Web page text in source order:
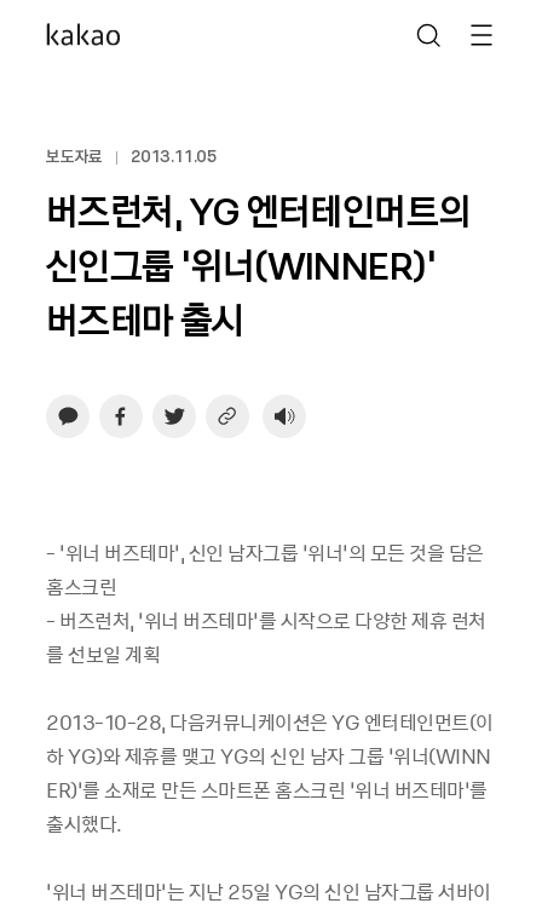
보도자료 2013.11.05
버즈런처, YG 엔터테인머트의
신인그룹 ‘위너(WINNER)’
버즈테마 출시
- ‘위너 버즈테마’, 신인 남자그룹 ‘위너’의 모든 것을 담은
홈스크린
- 버즈런처, ‘위너 버즈테마’를 시작으로 다양한 제휴 런처
를 선보일 계획
2013-10-28, 다음커뮤니케이션은 YG 엔터테인먼트(이
하 YG)와 제휴를 맺고 YG의 신인 남자 그룹 ‘위너(WINN
ER)’를 소재로 만든 스마트폰 홈스크린 ‘위너 버즈테마’를
출시했다.
‘위너 버즈테마’는 지난 25일 YG의 신인 남자그룹 서바이